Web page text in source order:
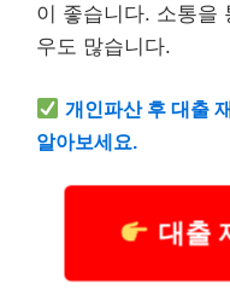
이 좋습니다. 소통을
우도 많습니다.
개인파산 후 대출
알아보세요.
대출